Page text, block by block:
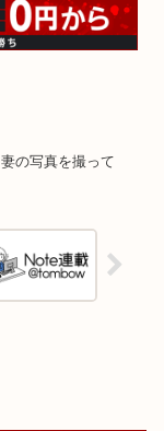
の写真を撮って